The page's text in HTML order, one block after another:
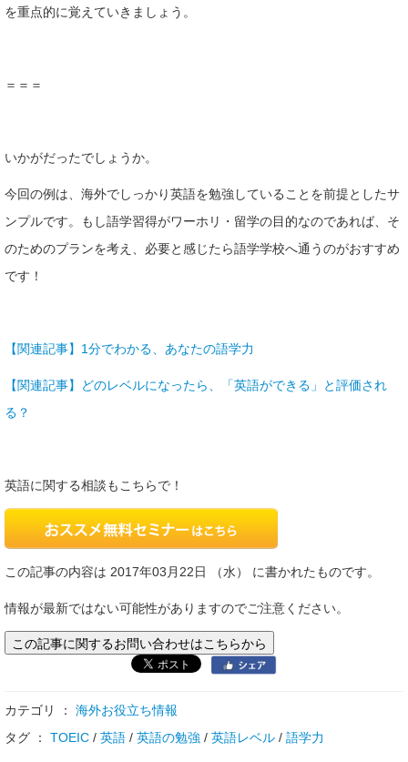
を重点的に覚えていきましょう。
＝＝＝
いかがだったでしょうか。
今回の例は、海外でしっかり英語を勉強していることを前提としたサ
ンプルです。もし語学習得がワーホリ・留学の目的なのであれば、そ
のためのプランを考え、必要と感じたら語学学校へ通うのがおすすめ
です！
【関連記事】1分でわかる、あなたの語学力
【関連記事】どのレベルになったら、「英語ができる」と評価され
る？
英語に関する相談もこちらで！
この記事の内容は 2017年03月22日 （水） に書かれたものです。
情報が最新ではない可能性がありますのでご注意ください。
この記事に関するお問い合わせはこちらから
カテゴリ ： 海外お役立ち情報
タグ ： TOEIC / 英語 / 英語の勉強 / 英語レベル / 語学力